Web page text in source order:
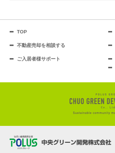
TOP
不動産売却を相談する
ご入居者様サポート